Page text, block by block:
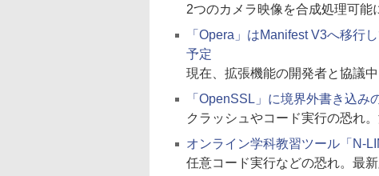
2つのカメラ映像を合成処理可能
「Opera」はManifest V3へ移行
予定
現在、拡張機能の開発者と協議中
「OpenSSL」に境界外書き込み
クラッシュやコード実行の恐れ
オンライン学科教習ツール「N-
任意コード実行などの恐れ。最